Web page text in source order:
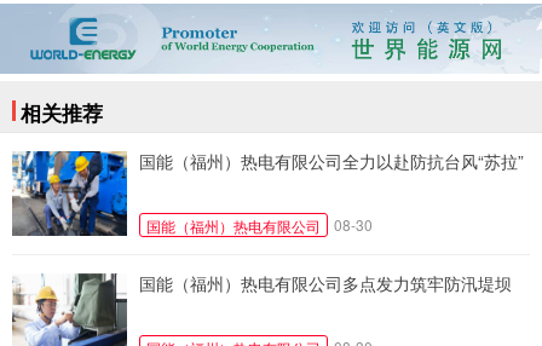
相关推荐
国能（福州）热电有限公司全力以赴防抗台风“苏拉”
国能（福州）热电有限公司 08-30
国能（福州）热电有限公司多点发力筑牢防汛堤坝